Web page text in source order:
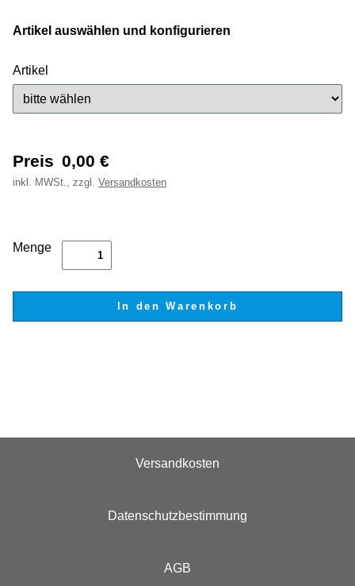
Artikel auswählen und konfigurieren
Artikel
Preis 0,00 €
inkl. MWSt., zzgl. Versandkosten
Menge
Versandkosten
Datenschutzbestimmung
AGB